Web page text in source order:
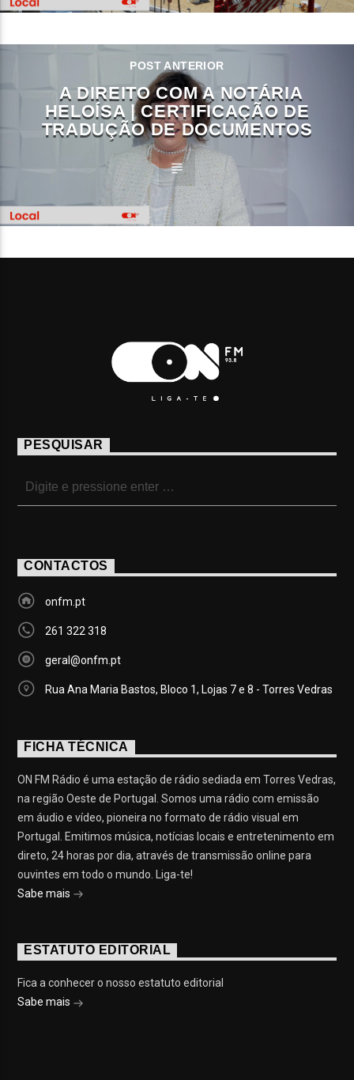
POST ANTERIOR
A DIREITO COM A NOTÁRIA
HELOÍSA | CERTIFICAÇÃO DE
TRADUÇÃO DE DOCUMENTOS
PESQUISAR
CONTACTOS
onfm.pt
261 322 318
geral@onfm.pt
Rua Ana Maria Bastos, Bloco 1, Lojas 7 e 8 - Torres Vedras
FICHA TÉCNICA
ON FM Rádio é uma estação de rádio sediada em Torres Vedras,
na região Oeste de Portugal. Somos uma rádio com emissão
em áudio e vídeo, pioneira no formato de rádio visual em
Portugal. Emitimos música, notícias locais e entretenimento em
direto, 24 horas por dia, através de transmissão online para
ouvintes em todo o mundo. Liga-te!
Sabe mais
ESTATUTO EDITORIAL
Fica a conhecer o nosso estatuto editorial
Sabe mais